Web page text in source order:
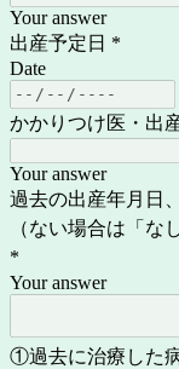
Your answer
出産予定日 *
Date
かかりつけ医・出
Your answer
過去の出産年月日
（ない場合は「な
*
Your answer
①過去に治療した